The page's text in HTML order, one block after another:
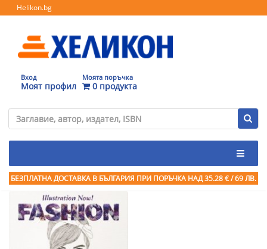
Helikon.bg
Вход
Моят профил
Моята поръчка
0 продукта
БЕЗПЛАТНА ДОСТАВКА В БЪЛГАРИЯ ПРИ ПОРЪЧКА НАД 35.28 € / 69 ЛВ.